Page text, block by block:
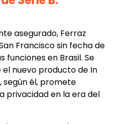
asegurado, Ferraz
Francisco sin fecha de
funciones en Brasil. Se
nuevo producto de In
según él, promete
privacidad en la era del